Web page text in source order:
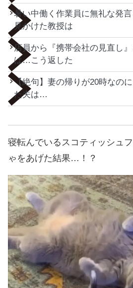
暑い中働く作業員に無礼な発
見かけた教授は
店員から『携帯会社の見直し
は…こう返した
【絶句】妻の帰りが20時なの
た夫は…
寝転んでいるスコティッシュ
ゃをあげた結果…！？